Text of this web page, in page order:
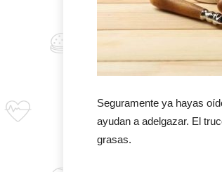
Seguramente ya hayas
ayudan a adelgazar. El
grasas.